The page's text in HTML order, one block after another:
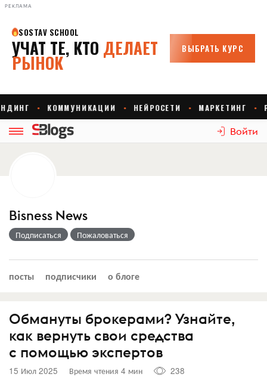
РЕКЛАМА
Войти
Bisness News
Подписаться Пожаловаться
посты подписчики о блоге
Обмануты брокерами? Узнайте,
как вернуть свои средства
с помощью экспертов
15 Июл 2025 Время чтения 4 мин
238